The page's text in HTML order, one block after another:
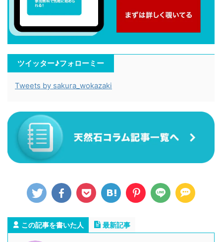
ツイッター♪フォローミー
Tweets by sakura_wokazaki
この記事を書いた人 最新記事